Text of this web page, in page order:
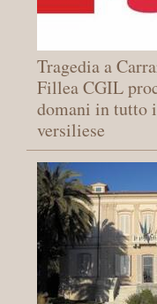
Tragedia a
Fillea CGIL
domani in tutto
versiliese